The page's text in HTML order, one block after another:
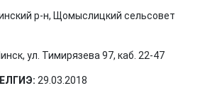
р-н, Щомыслицкий сельсовет
ул. Тимирязева 97, каб. 22-47
29.03.2018